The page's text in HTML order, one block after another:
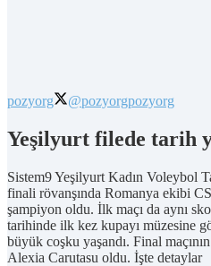
pozyorg @pozyorgpozyorg
Yeşilyurt filede tarih
Sistem9 Yeşilyurt Kadın Voleybol
finali rövanşında Romanya ekibi
şampiyon oldu. İlk maçı da aynı
tarihinde ilk kez kupayı müzesine
büyük coşku yaşandı. Final
Alexia Carutasu oldu. İşte detaylar